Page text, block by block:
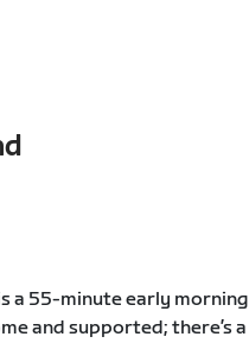
a 55-minute early morning
and supported; there’s a